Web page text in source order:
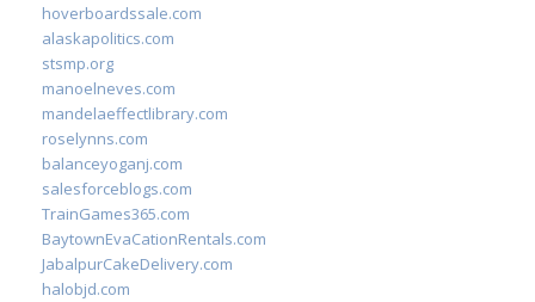
hoverboardssale.com
alaskapolitics.com
stsmp.org
manoelneves.com
mandelaeffectlibrary.com
roselynns.com
balanceyoganj.com
salesforceblogs.com
TrainGames365.com
BaytownEvaCationRentals.com
JabalpurCakeDelivery.com
halobjd.com